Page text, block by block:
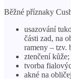
Běžné příznaky
usazování
části zad, na
rameny – tzv.
ztenčení kůže;
tvorba
akné na